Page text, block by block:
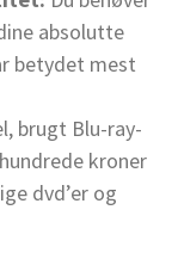
absolutte
betydet mest
brugt Blu-ray-
kroner
dvd’er og